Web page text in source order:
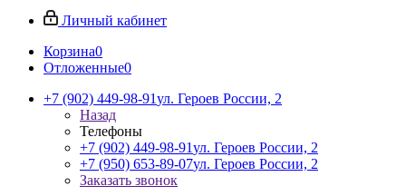
Личный кабинет
Корзина0
Отложенные0
+7 (902) 449-98-91ул. Героев России, 2
Назад
Телефоны
+7 (902) 449-98-91ул. Героев России, 2
+7 (950) 653-89-07ул. Героев России, 2
Заказать звонок